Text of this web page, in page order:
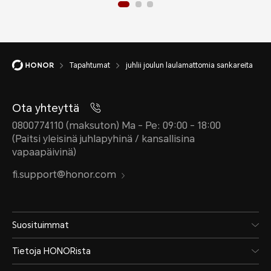
Tapahtumat juhlii joulun laulamattomia sankareita
Ota yhteyttä
0800774110 (maksuton) Ma - Pe: 09:00 - 18:00
(Paitsi yleisinä juhlapyhinä / kansallisina
vapaapäivinä)
fi.support@honor.com
Suosituimmat
Tietoja HONORista